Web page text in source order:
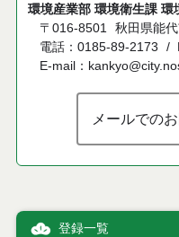
環境産業部 環境衛生課 環
〒016-8501 秋田県能
電話：0185-89-2173
E-mail：
メールでの
登録一覧